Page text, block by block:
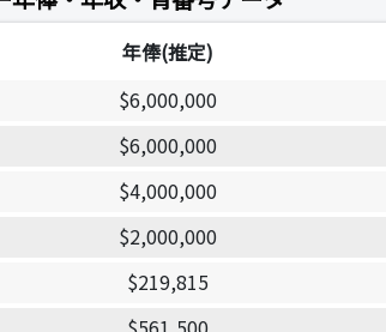
年俸(推定)
$6,000,000
$6,000,000
$4,000,000
$2,000,000
$219,815